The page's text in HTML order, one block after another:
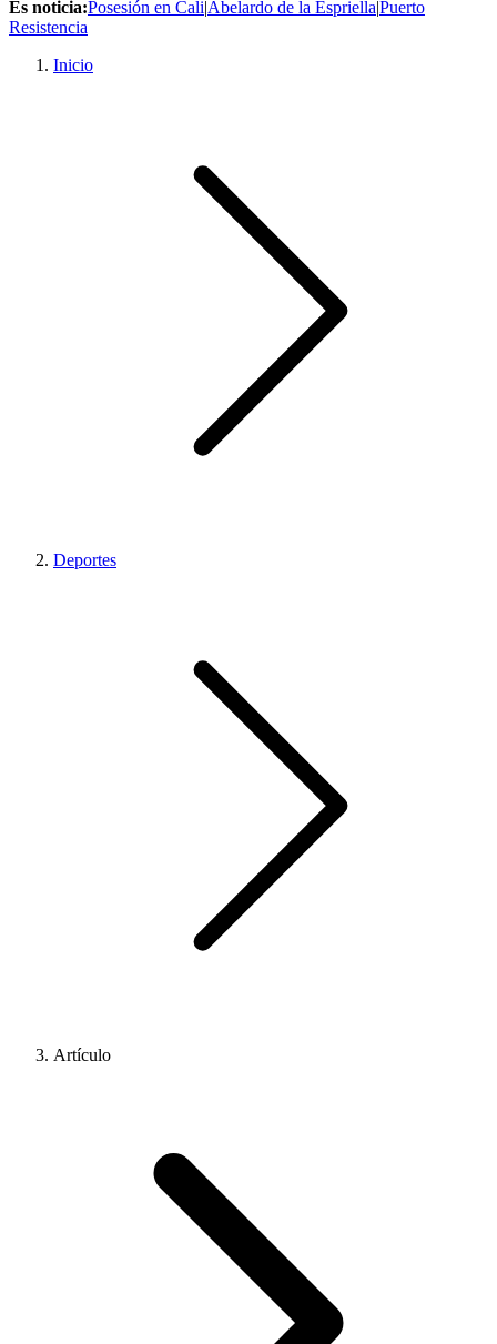
Es noticia:Posesión en Cali|Abelardo de la Espriella|Puerto
Resistencia
Inicio
Deportes
Artículo